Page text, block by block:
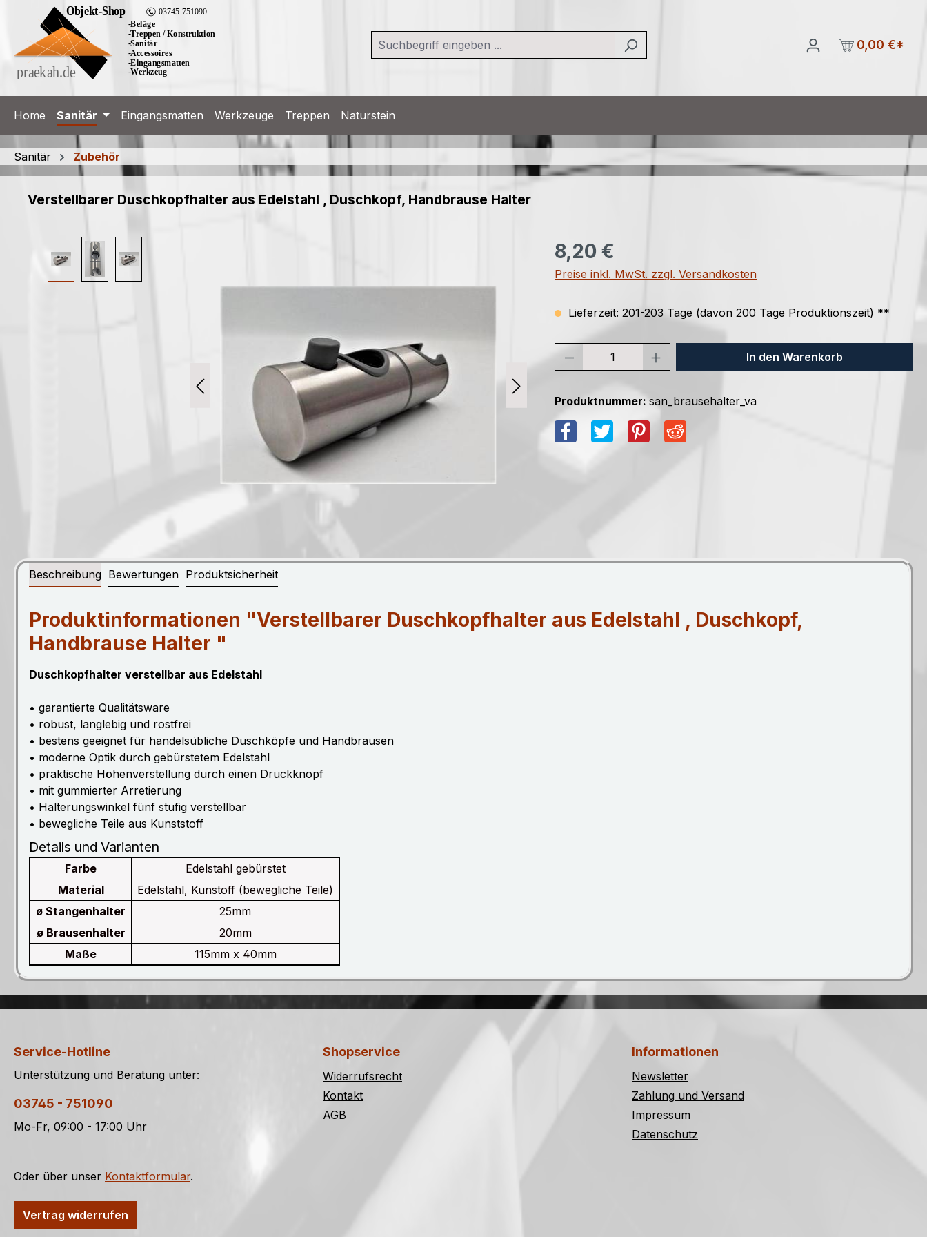
Hauptinhalt springen
Zur Suche springen
Zur Hauptnavigation springen
0,00 €*
Home Sanitär Eingangsmatten Werkzeuge Treppen Naturstein
Sanitär Zubehör
Verstellbarer Duschkopfhalter aus Edelstahl , Duschkopf, Handbrause Halter
Regulärer Preis:
8,20 €
Preise inkl. MwSt. zzgl. Versandkosten
Lieferzeit: 201-203 Tage (davon 200 Tage Produktionszeit) **
In den Warenkorb
Produktnummer:san_brausehalter_va
Beschreibung Bewertungen Produktsicherheit
Produktinformationen "Verstellbarer Duschkopfhalter aus Edelstahl , Duschkopf,
Handbrause Halter "
Duschkopfhalter verstellbar aus Edelstahl
• garantierte Qualitätsware
• robust, langlebig und rostfrei
• bestens geeignet für handelsübliche Duschköpfe und Handbrausen
• moderne Optik durch gebürstetem Edelstahl
• praktische Höhenverstellung durch einen Druckknopf
• mit gummierter Arretierung
• Halterungswinkel fünf stufig verstellbar
• bewegliche Teile aus Kunststoff
Details und Varianten
Farbe
Edelstahl gebürstet
Material
Edelstahl, Kunstoff (bewegliche Teile)
ø Stangenhalter
25mm
ø Brausenhalter
20mm
Maße
115mm x 40mm
Service-Hotline
Unterstützung und Beratung unter:
03745 - 751090
Mo-Fr, 09:00 - 17:00 Uhr
Oder über unser Kontaktformular.
Vertrag widerrufen
Shopservice
Widerrufsrecht
Kontakt
AGB
Informationen
Newsletter
Zahlung und Versand
Impressum
Datenschutz